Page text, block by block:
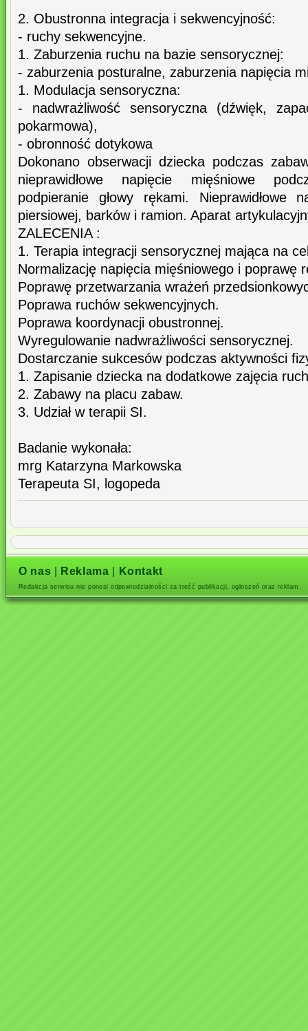
2. Obustronna integracja i sekwencyjność:
- ruchy sekwencyjne.
1. Zaburzenia ruchu na bazie sensorycznej:
- zaburzenia posturalne, zaburzenia napięcia
1. Modulacja sensoryczna:
- nadwrażliwość sensoryczna (dźwięk,
pokarmowa),
- obronność dotykowa
Dokonano obserwacji dziecka podczas
nieprawidłowe napięcie mięśniowe
podpieranie głowy rękami. Nieprawidłowe
piersiowej, barków i ramion. Aparat
ZALECENIA :
1. Terapia integracji sensorycznej mająca na
Normalizację napięcia mięśniowego i poprawę
Poprawę przetwarzania wrażeń
Poprawa ruchów sekwencyjnych.
Poprawa koordynacji obustronnej.
Wyregulowanie nadwrażliwości sensorycznej.
Dostarczanie sukcesów podczas aktywności
1. Zapisanie dziecka na dodatkowe zajęcia
2. Zabawy na placu zabaw.
3. Udział w terapii SI.
Badanie wykonała:
mrg Katarzyna Markowska
Terapeuta SI, logopeda
O nas Reklama Kontakt
Redakcja serwisu nie ponosi odpowiedzialności za treść publikacji, ogłoszeń oraz reklam.